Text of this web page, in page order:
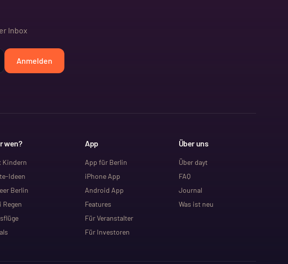
Inbox
Anmelden
wen?
Kindern
Ideen
Berlin
Regen
App
App für Berlin
iPhone App
Android App
Features
Für Veranstalter
Für Investoren
Über uns
Über dayt
FAQ
Journal
Was ist neu